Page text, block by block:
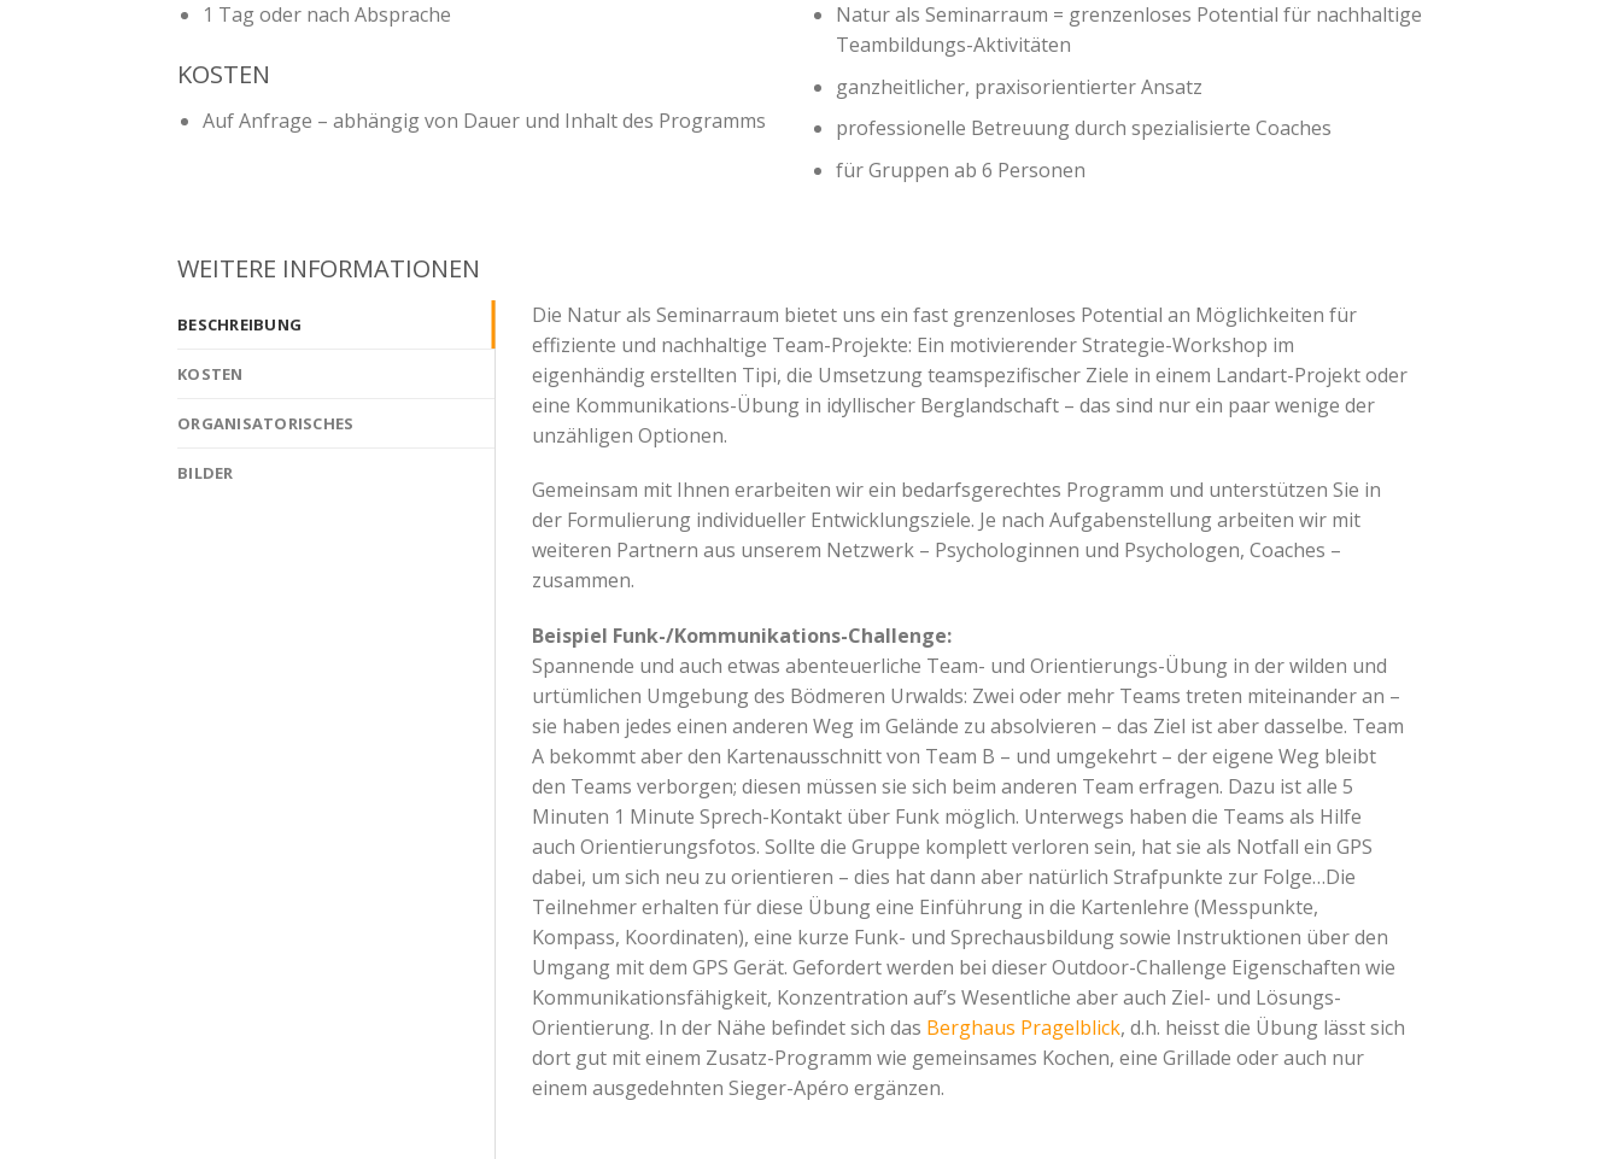
1 Tag oder nach Absprache
KOSTEN
Auf Anfrage – abhängig von Dauer und Inhalt des Programms
Natur als Seminarraum = grenzenloses Potential für nachhaltige
Teambildungs-Aktivitäten
ganzheitlicher, praxisorientierter Ansatz
professionelle Betreuung durch spezialisierte Coaches
für Gruppen ab 6 Personen
WEITERE INFORMATIONEN
BESCHREIBUNG
KOSTEN
ORGANISATORISCHES
BILDER
Die Natur als Seminarraum bietet uns ein fast grenzenloses Potential an Möglichkeiten für
effiziente und nachhaltige Team-Projekte: Ein motivierender Strategie-Workshop im
eigenhändig erstellten Tipi, die Umsetzung teamspezifischer Ziele in einem Landart-Projekt oder
eine Kommunikations-Übung in idyllischer Berglandschaft – das sind nur ein paar wenige der
unzähligen Optionen.
Gemeinsam mit Ihnen erarbeiten wir ein bedarfsgerechtes Programm und unterstützen Sie in
der Formulierung individueller Entwicklungsziele. Je nach Aufgabenstellung arbeiten wir mit
weiteren Partnern aus unserem Netzwerk – Psychologinnen und Psychologen, Coaches –
zusammen.
Beispiel Funk-/Kommunikations-Challenge:
Spannende und auch etwas abenteuerliche Team- und Orientierungs-Übung in der wilden und
urtümlichen Umgebung des Bödmeren Urwalds: Zwei oder mehr Teams treten miteinander an –
sie haben jedes einen anderen Weg im Gelände zu absolvieren – das Ziel ist aber dasselbe. Team
A bekommt aber den Kartenausschnitt von Team B – und umgekehrt – der eigene Weg bleibt
den Teams verborgen; diesen müssen sie sich beim anderen Team erfragen. Dazu ist alle 5
Minuten 1 Minute Sprech-Kontakt über Funk möglich. Unterwegs haben die Teams als Hilfe
auch Orientierungsfotos. Sollte die Gruppe komplett verloren sein, hat sie als Notfall ein GPS
dabei, um sich neu zu orientieren – dies hat dann aber natürlich Strafpunkte zur Folge…Die
Teilnehmer erhalten für diese Übung eine Einführung in die Kartenlehre (Messpunkte,
Kompass, Koordinaten), eine kurze Funk- und Sprechausbildung sowie Instruktionen über den
Umgang mit dem GPS Gerät. Gefordert werden bei dieser Outdoor-Challenge Eigenschaften wie
Kommunikationsfähigkeit, Konzentration auf’s Wesentliche aber auch Ziel- und Lösungs-
Orientierung. In der Nähe befindet sich das Berghaus Pragelblick, d.h. heisst die Übung lässt sich
dort gut mit einem Zusatz-Programm wie gemeinsames Kochen, eine Grillade oder auch nur
einem ausgedehnten Sieger-Apéro ergänzen.